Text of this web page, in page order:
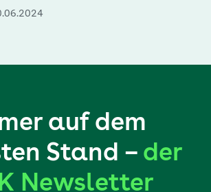
auf dem
Stand – der
Newsletter